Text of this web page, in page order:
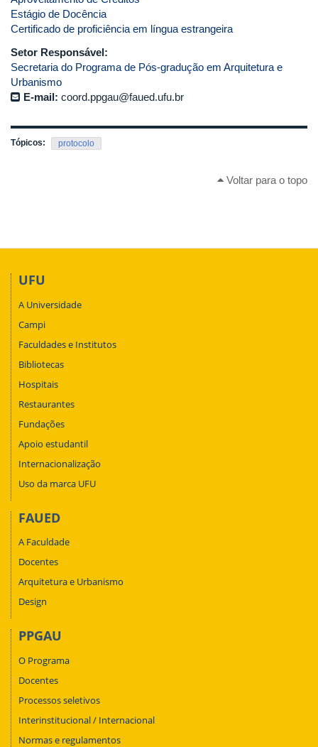
Estágio de Docência
Certificado de proficiência em língua estrangeira
Setor Responsável:
Secretaria do Programa de Pós-gradução em Arquitetura e
Urbanismo
E-mail: coord.ppgau@faued.ufu.br
Tópicos: protocolo
Voltar para o topo
UFU
A Universidade
Campi
Faculdades e Institutos
Bibliotecas
Hospitais
Restaurantes
Fundações
Apoio estudantil
Internacionalização
Uso da marca UFU
FAUED
A Faculdade
Docentes
Arquitetura e Urbanismo
Design
PPGAU
O Programa
Docentes
Processos seletivos
Interinstitucional / Internacional
Normas e regulamentos